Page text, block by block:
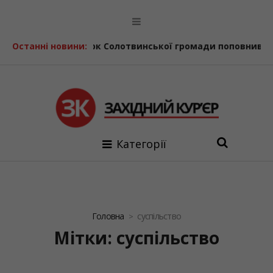
Останні новини:
Автопарк Солотвинської громади поповнив ще один
Категорії
Головна суспільство
Мітки: суспільство